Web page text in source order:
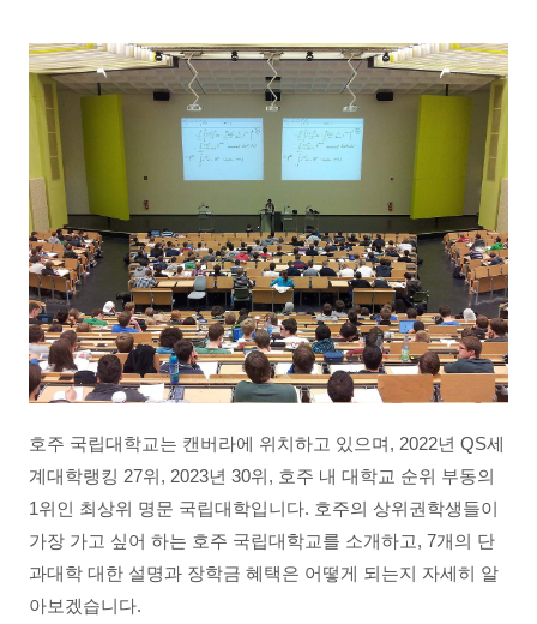
호주 국립대학교는 캔버라에 위치하고 있으며, 2022년 QS세
계대학랭킹 27위, 2023년 30위, 호주 내 대학교 순위 부동의
1위인 최상위 명문 국립대학입니다. 호주의 상위권학생들이
가장 가고 싶어 하는 호주 국립대학교를 소개하고, 7개의 단
과대학 대한 설명과 장학금 혜택은 어떻게 되는지 자세히 알
아보겠습니다.